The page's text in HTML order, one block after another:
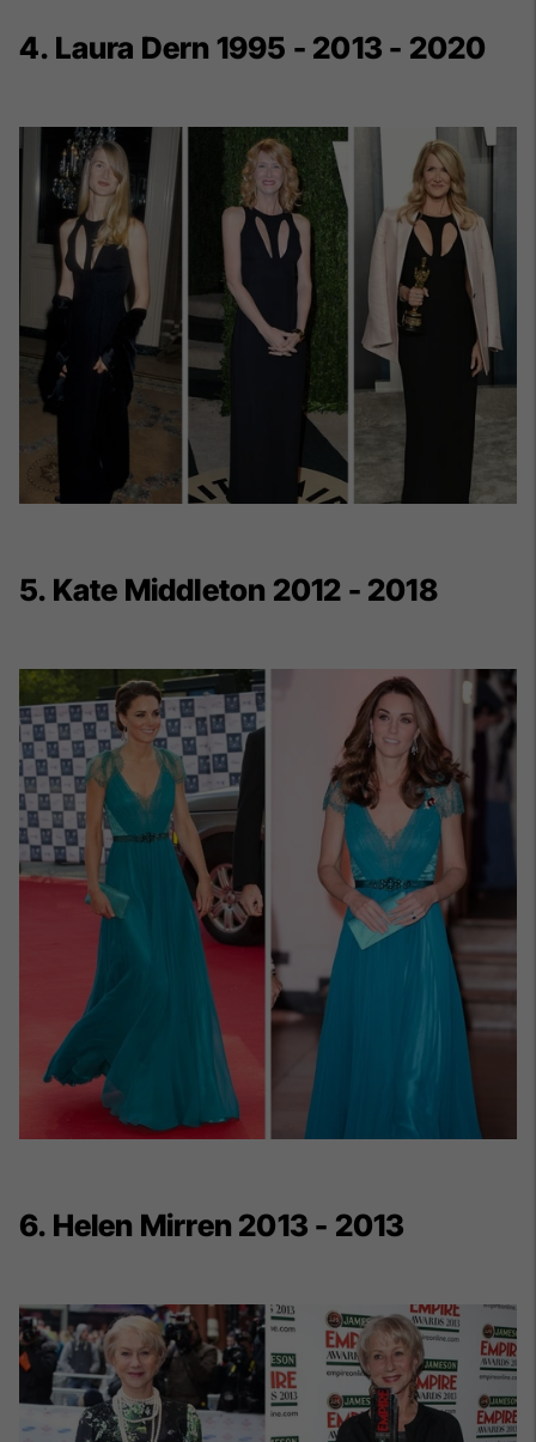
4. Laura Dern 1995 - 2013 - 2020
5. Kate Middleton 2012 - 2018
6. Helen Mirren 2013 - 2013